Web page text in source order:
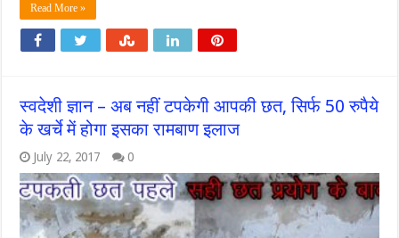
Read More »
स्वदेशी ज्ञान – अब नहीं टपकेगी आपकी छत, सिर्फ 50 रुपैये
के खर्चे में होगा इसका रामबाण इलाज
July 22, 2017 0